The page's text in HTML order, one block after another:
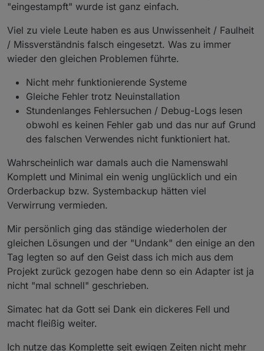
sicher
denjenigen die es eigentlich programmieren...
hab am anfang schon geschrieben, soll ja kein
die sind dürftig
"eingestampft" wurde ist ganz einfach.
Viel zu viele Leute haben es aus Unwissenheit / Faulheit
/ Missverständnis falsch eingesetzt. Was zu immer
wieder den gleichen Problemen führte.
Nicht mehr funktionierende Systeme
Gleiche Fehler trotz Neuinstallation
Stundenlanges Fehlersuchen / Debug-Logs lesen
obwohl es keinen Fehler gab und das nur auf Grund
des falschen Verwendes nicht funktioniert hat.
Wahrscheinlich war damals auch die Namenswahl
Komplett und Minimal ein wenig unglücklich und ein
Orderbackup bzw. Systembackup hätten viel
Verwirrung vermieden.
Mir persönlich ging das ständige wiederholen der
gleichen Lösungen und der "Undank" den einige an den
Tag legten so auf den Geist dass ich mich aus dem
Projekt zurück gezogen habe denn so ein Adapter ist ja
nicht "mal schnell" geschrieben.
Simatec hat da Gott sei Dank ein dickeres Fell und
macht fleißig weiter.
Ich nutze das Komplette seit ewigen Zeiten nicht mehr